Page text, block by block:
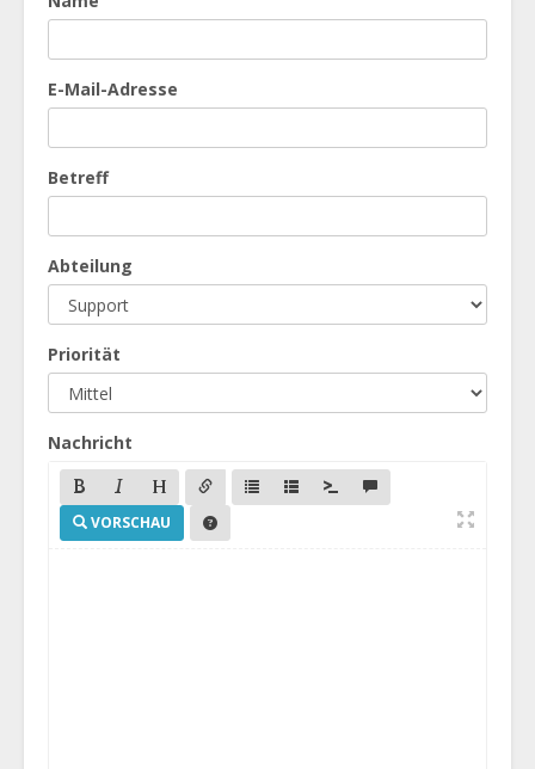
E-Mail-Adresse
Betreff
Abteilung
Priorität
Nachricht
VORSCHAU